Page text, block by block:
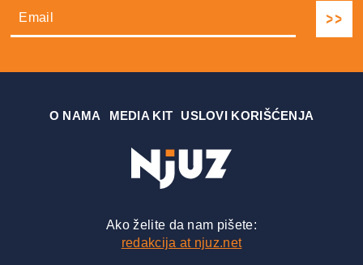
О NAMA MEDIA KIT USLOVI KORIŠĆENJA
Ako želite da nam pišete:
redakcija at njuz.net